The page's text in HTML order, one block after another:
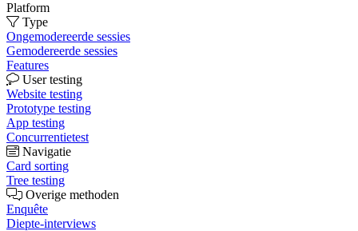
Platform
Type
Ongemodereerde sessies
Gemodereerde sessies
Features
User testing
Website testing
Prototype testing
App testing
Concurrentietest
Navigatie
Card sorting
Tree testing
Overige methoden
Enquête
Diepte-interviews